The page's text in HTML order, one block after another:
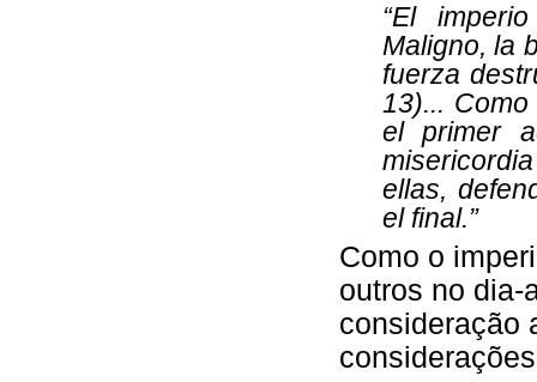
“El
Maligno, la
fuerza
13)...
el primer
ellas,
el final.”
Como o
outros no dia-
consideração